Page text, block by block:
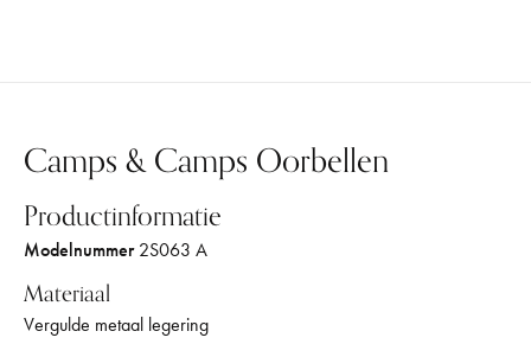
Camps & Camps Oorbellen
Productinformatie
Modelnummer2S063 A
Materiaal
Vergulde metaal legering